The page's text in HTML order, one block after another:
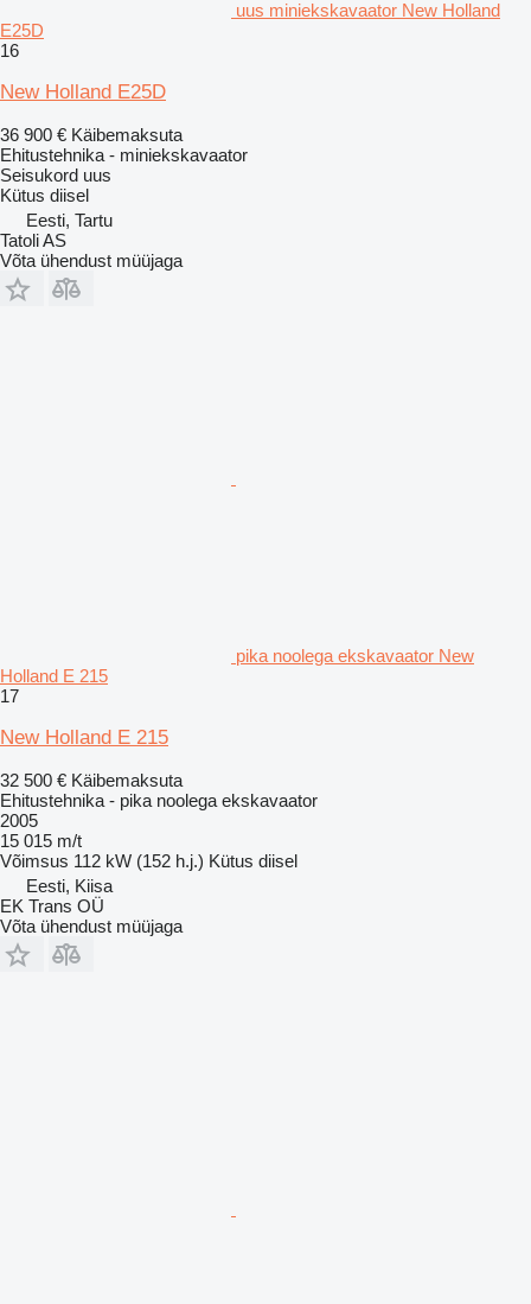
uus miniekskavaator New Holland
E25D
16
New Holland E25D
36 900 € Käibemaksuta
Ehitustehnika - miniekskavaator
Seisukord uus
Kütus diisel
Eesti, Tartu
Tatoli AS
Võta ühendust müüjaga
pika noolega ekskavaator New
Holland E 215
17
New Holland E 215
32 500 € Käibemaksuta
Ehitustehnika - pika noolega ekskavaator
2005
15 015 m/t
Võimsus 112 kW (152 h.j.) Kütus diisel
Eesti, Kiisa
EK Trans OÜ
Võta ühendust müüjaga